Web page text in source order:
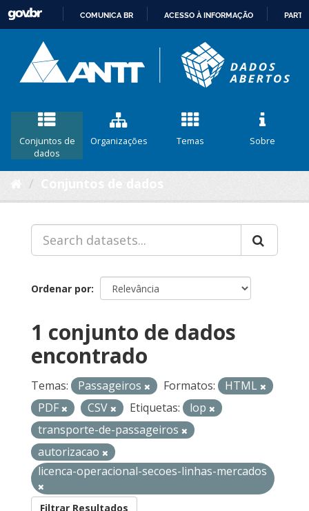
CONTEÚDO
COMUNICA BR ACESSO À INFORMAÇÃO
Conjuntos de
dados
Organizações Temas Sobre
Ordenar por
1 conjunto de dados
encontrado
Temas: Passageiros Formatos:
HTML
PDF
CSV Etiquetas:
lop
transporte-de-passageiros
autorizacao
licenca-operacional-secoes-linhas-mercados
Filtrar Resultados